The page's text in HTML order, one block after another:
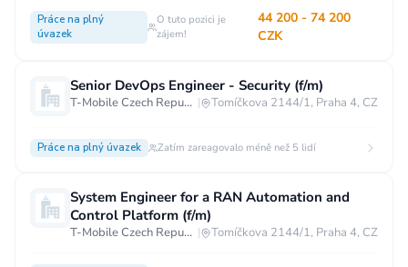
Práce na plný
úvazek
O tuto pozici je
zájem!
44 200 - 74 200
CZK
Senior DevOps Engineer - Security (f/m)
T-Mobile Czech Republic a.s. | Tomíčkova 2144/1, Praha 4, CZ
Práce na plný úvazek Zatím zareagovalo méně než 5 lidí
System Engineer for a RAN Automation and
Control Platform (f/m)
T-Mobile Czech Republic a.s. | Tomíčkova 2144/1, Praha 4, CZ